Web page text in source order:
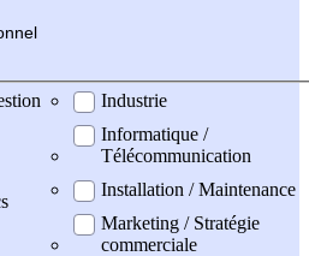
Industrie
Informatique /
Télécommunication
Installation / Maintenance
Marketing / Stratégie
commerciale